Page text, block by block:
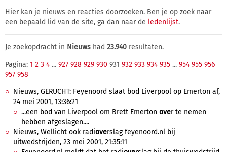
Hier kan je nieuws en reacties doorzoeken. Ben je op zoek naar
een bepaald lid van de site, ga dan naar de ledenlijst.
Je zoekopdracht in Nieuws had 23.940 resultaten.
Pagina: 1 2 3 4 ... 927 928 929 930 931 932 933 934 935 ... 954 955 956
957 958
Nieuws, GERUCHT: Feyenoord slaat bod Liverpool op Emerton af,
24 mei 2001, 13:36:21
...een bod van Liverpool om Brett Emerton over te nemen
hebben afgeslagen....
Nieuws, Wellicht ook radioverslag feyenoord.nl bij
uitwedstrijden, 23 mei 2001, 21:35:11